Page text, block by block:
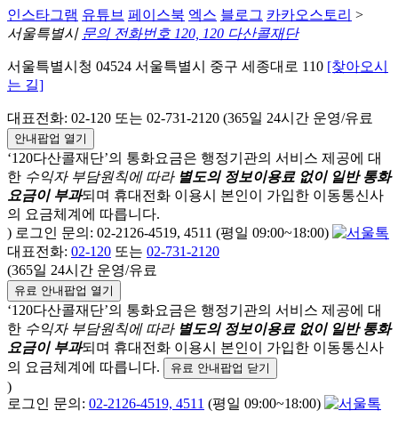
인스타그램 유튜브 페이스북 엑스 블로그 카카오스토리 >
서울특별시 문의 전화번호 120, 120 다산콜재단
서울특별시청 04524 서울특별시 중구 세종대로 110 [찾아오시
는 길]
대표전화: 02-120 또는 02-731-2120 (365일 24시간 운영/유료
안내팝업 열기
‘120다산콜재단’의 통화요금은 행정기관의 서비스 제공에 대
한 수익자 부담원칙에 따라 별도의 정보이용료 없이 일반 통화
요금이 부과되며 휴대전화 이용시 본인이 가입한 이동통신사
의 요금체계에 따릅니다.
) 로그인 문의: 02-2126-4519, 4511 (평일 09:00~18:00)
대표전화: 02-120 또는 02-731-2120
(365일 24시간 운영/유료
유료 안내팝업 열기
‘120다산콜재단’의 통화요금은 행정기관의 서비스 제공에 대
한 수익자 부담원칙에 따라 별도의 정보이용료 없이 일반 통화
요금이 부과되며 휴대전화 이용시 본인이 가입한 이동통신사
의 요금체계에 따릅니다.
유료 안내팝업 닫기
)
로그인 문의: 02-2126-4519, 4511 (평일 09:00~18:00)